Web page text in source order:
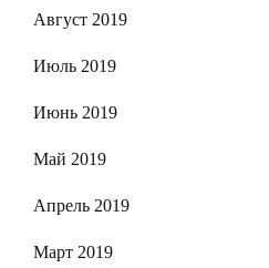
Август 2019
Июль 2019
Июнь 2019
Май 2019
Апрель 2019
Март 2019